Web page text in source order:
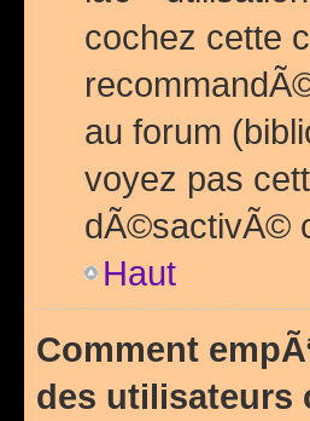
cochez cette
au forum
voyez pas
dÃ©sactivÃ©
Haut
Comment
des utilisateurs